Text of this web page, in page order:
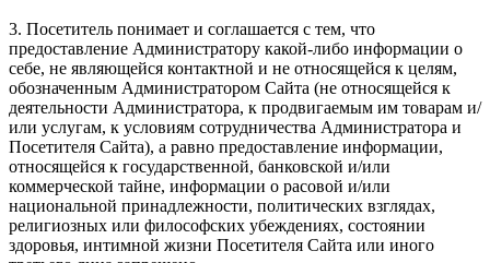
3. Посетитель понимает и соглашается с тем, что
предоставление Администратору какой-либо информации о
себе, не являющейся контактной и не относящейся к целям,
обозначенным Администратором Сайта (не относящейся к
деятельности Администратора, к продвигаемым им товарам и/
или услугам, к условиям сотрудничества Администратора и
Посетителя Сайта), а равно предоставление информации,
относящейся к государственной, банковской и/или
коммерческой тайне, информации о расовой и/или
национальной принадлежности, политических взглядах,
религиозных или философских убеждениях, состоянии
здоровья, интимной жизни Посетителя Сайта или иного